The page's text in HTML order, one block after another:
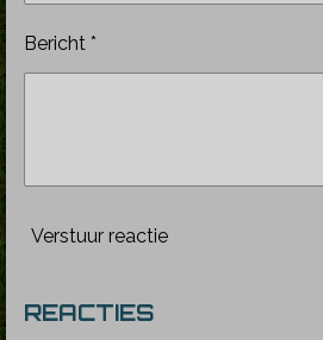
Bericht *
Verstuur reactie
REACTIES